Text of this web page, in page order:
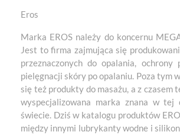
Eros
Marka EROS należy do koncernu
Jest to firma zajmująca się
przeznaczonych do opalania, ochrony
pielęgnacji skóry po opalaniu. Poza tym
się też produkty do masażu, a z czasem
wyspecjalizowana marka znana w tej
świecie. Dziś w katalogu produktów
między innymi lubrykanty wodne i